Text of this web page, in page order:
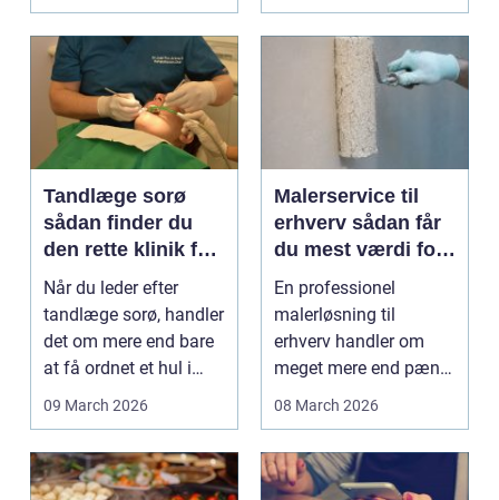
Tandlæge sorø
sådan finder du
den rette klinik for
dig
Når du leder efter
tandlæge sorø, handler
det om mere end bare
at få ordnet et hul i
tanden. For man...
09 March 2026
Malerservice til
erhverv sådan får
du mest værdi for
pengene
En professionel
malerløsning til
erhverv handler om
meget mere end pæne
vægge. Malerarbejde
08 March 2026